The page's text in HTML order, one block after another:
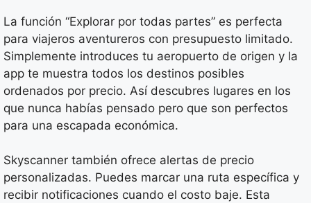
La función “Explorar por todas partes” es perfecta
para viajeros aventureros con presupuesto limitado.
Simplemente introduces tu aeropuerto de origen y la
app te muestra todos los destinos posibles
ordenados por precio. Así descubres lugares en los
que nunca habías pensado pero que son perfectos
para una escapada económica.
Skyscanner también ofrece alertas de precio
personalizadas. Puedes marcar una ruta específica y
recibir notificaciones cuando el costo baje. Esta